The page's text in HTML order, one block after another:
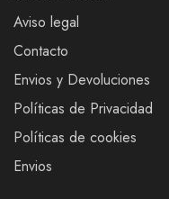
Aviso legal
Contacto
Envios y Devoluciones
Políticas de Privacidad
Políticas de cookies
Envios